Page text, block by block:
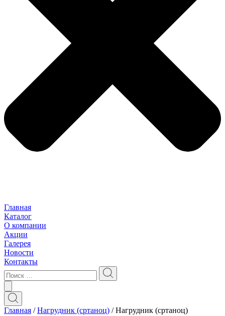
Главная
Каталог
О компании
Акции
Галерея
Новости
Контакты
Главная /Нагрудник (сртаноц) / Нагрудник (сртаноц)